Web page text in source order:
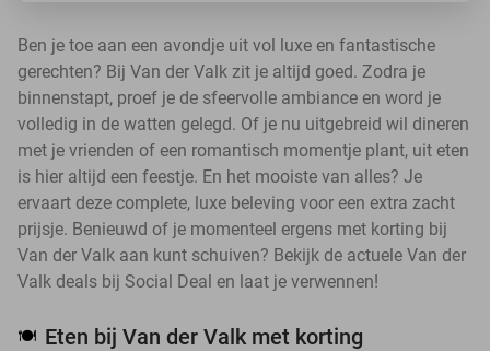
Ben je toe aan een avondje uit vol luxe en fantastische
gerechten? Bij Van der Valk zit je altijd goed. Zodra je
binnenstapt, proef je de sfeervolle ambiance en word je
volledig in de watten gelegd. Of je nu uitgebreid wil dineren
met je vrienden of een romantisch momentje plant, uit eten
is hier altijd een feestje. En het mooiste van alles? Je
ervaart deze complete, luxe beleving voor een extra zacht
prijsje. Benieuwd of je momenteel ergens met korting bij
Van der Valk aan kunt schuiven? Bekijk de actuele Van der
Valk deals bij Social Deal en laat je verwennen!
🍽️ Eten bij Van der Valk met korting